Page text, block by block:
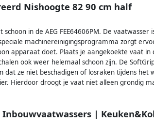
Nishoogte 82 90 cm half
in de AEG FEE64606PM. De vaatwasser
machinereinigingsprogramma zorgt
apparaat doet. Plaats je aangekoekte vaat in
ook weer helemaal schoon zijn. De
dat ze niet beschadigen of losraken tijdens het
Hierdoor droogt je vaat niet alleen grondig
Inbouwvaatwassers |